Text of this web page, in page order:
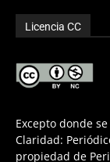
Licencia CC
Excepto donde
Claridad:
propiedad de